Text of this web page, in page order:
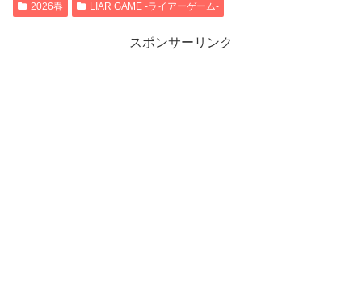
2026春 LIAR GAME -ライアーゲーム-
スポンサーリンク